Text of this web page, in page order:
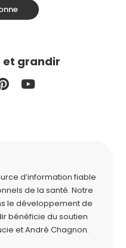
et grandir
d’information fiable
de la santé. Notre
le développement de
bénéficie du soutien
et André Chagnon.